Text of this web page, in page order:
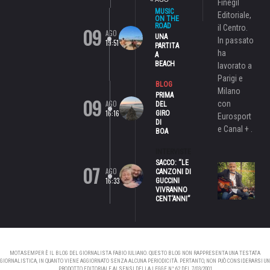
09 AGO
19:51
MUSIC
ON THE
ROAD
UNA
PARTITA
A
BEACH
09 AGO
16:16
BLOG
PRIMA
DEL
GIRO
DI
BOA
07
AGO
16:33
SACCO: “LE
CANZONI DI
GUCCINI
VIVRANNO
CENT’ANNI”
Finegil
Editoriale,
il Centro.
In passato
ha
lavorato a
Parigi e
Milano
con
Eurosport
e Canal + .
MOTASEMPER È IL BLOG DEL GIORNALISTA FABIO IULIANO. QUESTO BLOG NON RAPPRESENTA UNA TESTATA
GIORNALISTICA, IN QUANTO VIENE AGGIORNATO SENZA ALCUNA PERIODICITÀ. PERTANTO, NON PUÒ CONSIDERARSI UN